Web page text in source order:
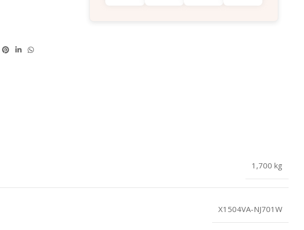
1,700 kg
X1504VA-NJ701W